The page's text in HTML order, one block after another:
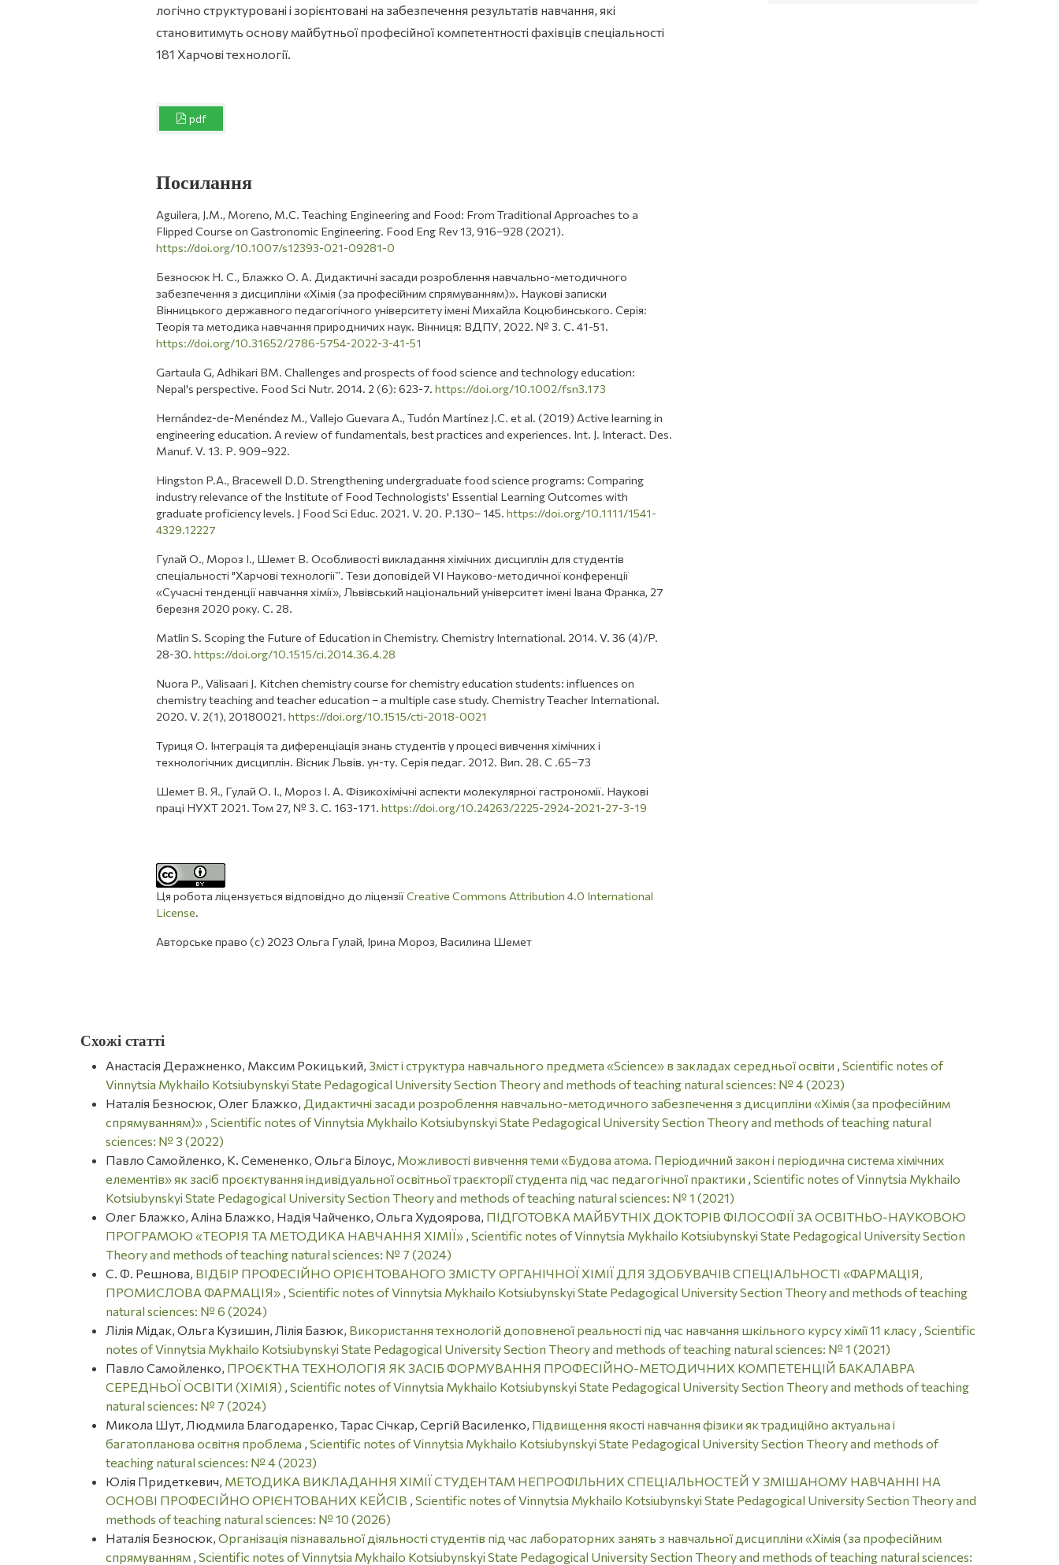
логічно структуровані і зорієнтовані на забезпечення результатів навчання, які
становитимуть основу майбутньої професійної компетентності фахівців спеціальності
181 Харчові технології.
pdf
Посилання
Aguilera, J.M., Moreno, M.C. Teaching Engineering and Food: From Traditional Approaches to a
Flipped Course on Gastronomic Engineering. Food Eng Rev 13, 916–928 (2021).
https://doi.org/10.1007/s12393-021-09281-0
Безносюк Н. С., Блажко О. А. Дидактичні засади розроблення навчально-методичного
забезпечення з дисципліни «Хімія (за професійним спрямуванням)». Наукові записки
Вінницького державного педагогічного університету імені Михайла Коцюбинського. Серія:
Теорія та методика навчання природничих наук. Вінниця: ВДПУ, 2022. № 3. С. 41-51.
https://doi.org/10.31652/2786-5754-2022-3-41-51
Gartaula G, Adhikari BM. Challenges and prospects of food science and technology education:
Nepal's perspective. Food Sci Nutr. 2014. 2 (6): 623-7. https://doi.org/10.1002/fsn3.173
Hernández-de-Menéndez M., Vallejo Guevara A., Tudón Martínez J.C. et al. (2019) Active learning in
engineering education. A review of fundamentals, best practices and experiences. Int. J. Interact. Des.
Manuf. V. 13. Р. 909–922.
Hingston P.A., Bracewell D.D. Strengthening undergraduate food science programs: Comparing
industry relevance of the Institute of Food Technologists' Essential Learning Outcomes with
graduate proficiency levels. J Food Sci Educ. 2021. V. 20. Р.130– 145. https://doi.org/10.1111/1541-
4329.12227
Гулай О., Мороз І., Шемет В. Особливості викладання хімічних дисциплін для студентів
спеціальності "Харчові технологіїˮ. Тези доповідей VI Науково-методичної конференції
«Сучасні тенденції навчання хімії», Львівський національний університет імені Івана Франка, 27
березня 2020 року. С. 28.
Matlin S. Scoping the Future of Education in Chemistry. Chemistry International. 2014. V. 36 (4)/P.
28-30. https://doi.org/10.1515/ci.2014.36.4.28
Nuora P., Välisaari J. Kitchen chemistry course for chemistry education students: influences on
chemistry teaching and teacher education – a multiple case study. Chemistry Teacher International.
2020. V. 2(1), 20180021. https://doi.org/10.1515/cti-2018-0021
Туриця О. Інтеграція та диференціація знань студентів у процесі вивчення хімічних і
технологічних дисциплін. Вісник Львів. ун-ту. Серія педаг. 2012. Вип. 28. С .65–73
Шемет В. Я., Гулай О. І., Мороз І. А. Фізикохімічні аспекти молекулярної гастрономії. Наукові
праці НУХТ 2021. Том 27, № 3. C. 163-171. https://doi.org/10.24263/2225-2924-2021-27-3-19
Ця робота ліцензується відповідно до ліцензіїCreative Commons Attribution 4.0 International
License.
Авторське право (c) 2023 Ольга Гулай, Ірина Мороз, Василина Шемет
Схожі статті
Анастасія Деражненко, Максим Рокицький, Зміст і структура навчального предмета «Science» в закладах середньої освіти , Scientific notes of
Vinnytsia Mykhailo Kotsiubynskyi State Pedagogical University Section Theory and methods of teaching natural sciences: № 4 (2023)
Наталія Безносюк, Олег Блажко, Дидактичні засади розроблення навчально-методичного забезпечення з дисципліни «Хімія (за професійним
спрямуванням)» , Scientific notes of Vinnytsia Mykhailo Kotsiubynskyi State Pedagogical University Section Theory and methods of teaching natural
sciences: № 3 (2022)
Павло Самойленко, К. Семененко, Ольга Білоус, Можливості вивчення теми «Будова атома. Періодичний закон і періодична система хімічних
елементів» як засіб проєктування індивідуальної освітньої траєкторії студента під час педагогічної практики , Scientific notes of Vinnytsia Mykhailo
Kotsiubynskyi State Pedagogical University Section Theory and methods of teaching natural sciences: № 1 (2021)
Олег Блажко, Аліна Блажко, Надія Чайченко, Ольга Худоярова, ПІДГОТОВКА МАЙБУТНІХ ДОКТОРІВ ФІЛОСОФІЇ ЗА ОСВІТНЬО-НАУКОВОЮ
ПРОГРАМОЮ «ТЕОРІЯ ТА МЕТОДИКА НАВЧАННЯ ХІМІЇ» , Scientific notes of Vinnytsia Mykhailo Kotsiubynskyi State Pedagogical University Section
Theory and methods of teaching natural sciences: № 7 (2024)
С. Ф. Решнова, ВІДБІР ПРОФЕСІЙНО ОРІЄНТОВАНОГО ЗМІСТУ ОРГАНІЧНОЇ ХІМІЇ ДЛЯ ЗДОБУВАЧІВ СПЕЦІАЛЬНОСТІ «ФАРМАЦІЯ,
ПРОМИСЛОВА ФАРМАЦІЯ» , Scientific notes of Vinnytsia Mykhailo Kotsiubynskyi State Pedagogical University Section Theory and methods of teaching
natural sciences: № 6 (2024)
Лілія Мідак, Ольга Кузишин, Лілія Базюк, Використання технологій доповненої реальності під час навчання шкільного курсу хімії 11 класу , Scientific
notes of Vinnytsia Mykhailo Kotsiubynskyi State Pedagogical University Section Theory and methods of teaching natural sciences: № 1 (2021)
Павло Самойленко, ПРОЄКТНА ТЕХНОЛОГІЯ ЯК ЗАСІБ ФОРМУВАННЯ ПРОФЕСІЙНО-МЕТОДИЧНИХ КОМПЕТЕНЦІЙ БАКАЛАВРА
СЕРЕДНЬОЇ ОСВІТИ (ХІМІЯ) , Scientific notes of Vinnytsia Mykhailo Kotsiubynskyi State Pedagogical University Section Theory and methods of teaching
natural sciences: № 7 (2024)
Микола Шут, Людмила Благодаренко, Тарас Січкар, Сергій Василенко, Підвищення якості навчання фізики як традиційно актуальна і
багатопланова освітня проблема , Scientific notes of Vinnytsia Mykhailo Kotsiubynskyi State Pedagogical University Section Theory and methods of
teaching natural sciences: № 4 (2023)
Юлія Придеткевич, МЕТОДИКА ВИКЛАДАННЯ ХІМІЇ СТУДЕНТАМ НЕПРОФІЛЬНИХ СПЕЦІАЛЬНОСТЕЙ У ЗМІШАНОМУ НАВЧАННІ НА
ОСНОВІ ПРОФЕСІЙНО ОРІЄНТОВАНИХ КЕЙСІВ , Scientific notes of Vinnytsia Mykhailo Kotsiubynskyi State Pedagogical University Section Theory and
methods of teaching natural sciences: № 10 (2026)
Наталія Безносюк, Організація пізнавальної діяльності студентів під час лабораторних занять з навчальної дисципліни «Хімія (за професійним
спрямуванням , Scientific notes of Vinnytsia Mykhailo Kotsiubynskyi State Pedagogical University Section Theory and methods of teaching natural sciences: